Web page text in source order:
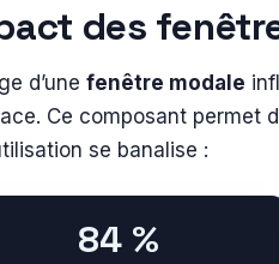
des
d’une fenêtre modale
Ce composant permet
se banalise :
84 %